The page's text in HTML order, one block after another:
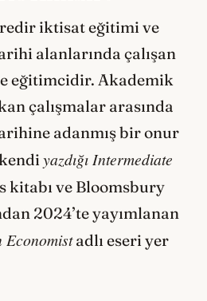
iktisat eğitimi ve
alanlarında çalışan
eğitimcidir. Akademik
çalışmalar arasında
adanmış bir onur
yazdığı Intermediate
kitabı ve Bloomsbury
2024’te yayımlanan
Economistadlı eseri yer